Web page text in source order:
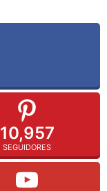
10,957
SEGUIDORES